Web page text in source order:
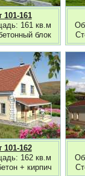
101-161
161 кв.м
блок
101-162
162 кв.м
+ кирпич